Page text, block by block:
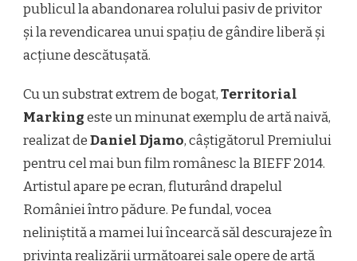
publicul la abandonarea rolului pasiv de privitor
și la revendicarea unui spațiu de gândire liberă și
acțiune descătușată.
Cu un substrat extrem de bogat,Territorial
Markingeste un minunat exemplu de artă naivă,
realizat deDaniel Djamo, câștigătorul Premiului
pentru cel mai bun film românesc la BIEFF 2014.
Artistul apare pe ecran, fluturând drapelul
României într­o pădure. Pe fundal, vocea
neliniștită a mamei lui încearcă să­l descurajeze în
privința realizării următoarei sale opere de artă